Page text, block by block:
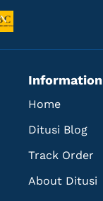
Information
Home
Ditusi Blog
Track Order
About Ditusi